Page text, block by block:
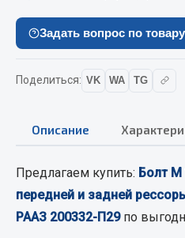
Смазочные материалы
МЕТИЗЫ
Задать вопрос по
Поделиться: VK WA TG
Описание
Предлагаем купить: Болт М
передней и задней
РААЗ 200332-П29по